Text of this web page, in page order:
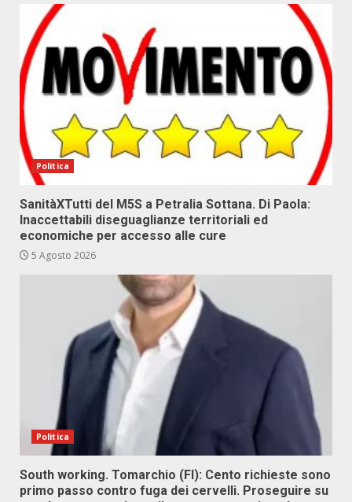
Politica
SanitàXTutti del M5S a Petralia Sottana. Di Paola:
Inaccettabili diseguaglianze territoriali ed
economiche per accesso alle cure
5 Agosto 2026
Politica
South working. Tomarchio (FI): Cento richieste sono
primo passo contro fuga dei cervelli. Proseguire su